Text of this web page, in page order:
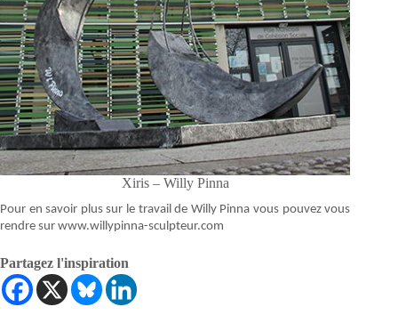
Xiris – Willy Pinna
Pour en savoir plus sur le travail de Willy Pinna vous pouvez vous
rendre sur www.willypinna-sculpteur.com
Partagez l'inspiration